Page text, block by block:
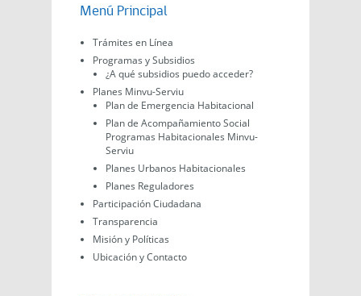
Menú Principal
Trámites en Línea
Programas y Subsidios
¿A qué subsidios puedo acceder?
Planes Minvu-Serviu
Plan de Emergencia Habitacional
Plan de Acompañamiento Social
Programas Habitacionales Minvu-
Serviu
Planes Urbanos Habitacionales
Planes Reguladores
Participación Ciudadana
Transparencia
Misión y Políticas
Ubicación y Contacto